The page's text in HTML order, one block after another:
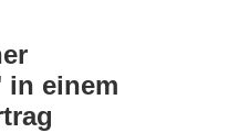
in einem